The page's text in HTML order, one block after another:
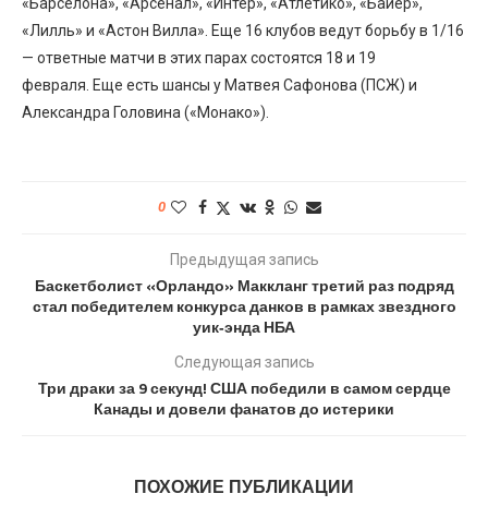
«Лилль» и «Астон Вилла». Еще 16 клубов ведут борьбу в 1/16
— ответные матчи в этих парах состоятся 18 и 19
февраля. Еще есть шансы у Матвея Сафонова (ПСЖ) и
Александра Головина («Монако»).
0
Предыдущая запись
Баскетболист «Орландо» Маккланг третий раз подряд
стал победителем конкурса данков в рамках звездного
уик‑энда НБА
Следующая запись
Три драки за 9 секунд! США победили в самом сердце
Канады и довели фанатов до истерики
ПОХОЖИЕ ПУБЛИКАЦИИ